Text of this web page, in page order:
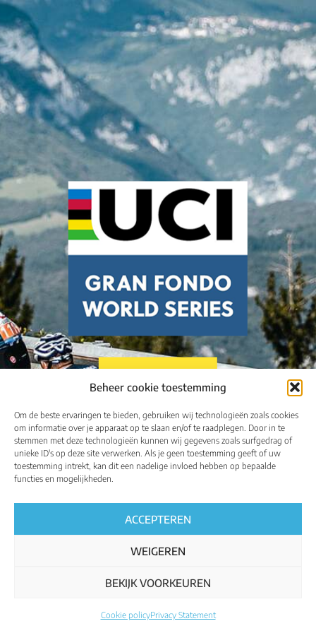
Beheer cookie toestemming
Om de beste ervaringen te bieden, gebruiken wij technologieën zoals cookies
om informatie over je apparaat op te slaan en/of te raadplegen. Door in te
stemmen met deze technologieën kunnen wij gegevens zoals surfgedrag of
unieke ID's op deze site verwerken. Als je geen toestemming geeft of uw
toestemming intrekt, kan dit een nadelige invloed hebben op bepaalde
functies en mogelijkheden.
ACCEPTEREN
WEIGEREN
BEKIJK VOORKEUREN
Cookie policyPrivacy Statement
FRANÇAIS
ENGLISH